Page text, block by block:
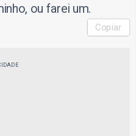
ou farei um.
Copiar